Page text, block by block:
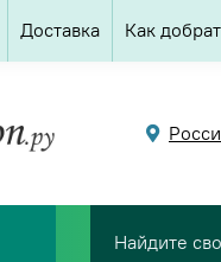
Доставка Как